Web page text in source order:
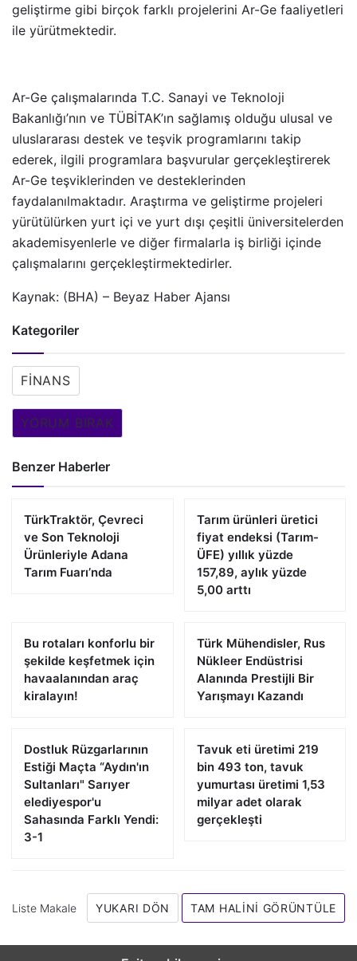
geliştirme gibi birçok farklı projelerini Ar-Ge faaliyetleri
ile yürütmektedir.
Ar-Ge çalışmalarında T.C. Sanayi ve Teknoloji
Bakanlığı’nın ve TÜBİTAK’ın sağlamış olduğu ulusal ve
uluslararası destek ve teşvik programlarını takip
ederek, ilgili programlara başvurular gerçekleştirerek
Ar-Ge teşviklerinden ve desteklerinden
faydalanılmaktadır. Araştırma ve geliştirme projeleri
yürütülürken yurt içi ve yurt dışı çeşitli üniversitelerden
akademisyenlerle ve diğer firmalarla iş birliği içinde
çalışmalarını gerçekleştirmektedirler.
Kaynak: (BHA) – Beyaz Haber Ajansı
Kategoriler
FINANS
YORUM BIRAK
Benzer Haberler
TürkTraktör, Çevreci
ve Son Teknoloji
Ürünleriyle Adana
Tarım Fuarı’nda
Tarım ürünleri üretici
fiyat endeksi (Tarım-
ÜFE) yıllık yüzde
157,89, aylık yüzde
5,00 arttı
Bu rotaları konforlu bir
şekilde keşfetmek için
havaalanından araç
kiralayın!
Türk Mühendisler, Rus
Nükleer Endüstrisi
Alanında Prestijli Bir
Yarışmayı Kazandı
Dostluk Rüzgarlarının
Estiği Maçta “Aydın'ın
Sultanları" Sarıyer
elediyespor'u
Sahasında Farklı Yendi:
3-1
Tavuk eti üretimi 219
bin 493 ton, tavuk
yumurtası üretimi 1,53
milyar adet olarak
gerçekleşti
Liste Makale YUKARI DÖN TAM HALINI GÖRÜNTÜLE